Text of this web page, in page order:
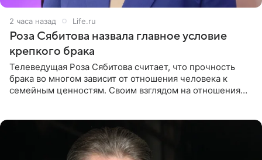
2 часа назад Life.ru
Роза Сябитова назвала главное условие
крепкого брака
Телеведущая Роза Сябитова считает, что прочность
брака во многом зависит от отношения человека к
семейным ценностям. Своим взглядом на отношения